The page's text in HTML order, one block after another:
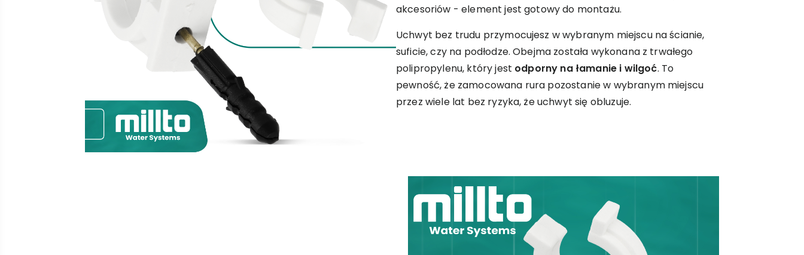
akcesoriów - element jest gotowy do montażu.
Uchwyt bez trudu przymocujesz w wybranym miejscu na ścianie,
suficie, czy na podłodze. Obejma została wykonana z trwałego
polipropylenu, który jest odporny na łamanie i wilgoć. To
pewność, że zamocowana rura pozostanie w wybranym miejscu
przez wiele lat bez ryzyka, że uchwyt się obluzuje.